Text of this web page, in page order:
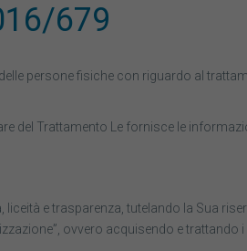
679
persone fisiche con riguardo al
del Trattamento Le fornisce le
e trasparenza, tutelando la Sua
ovvero acquisendo e